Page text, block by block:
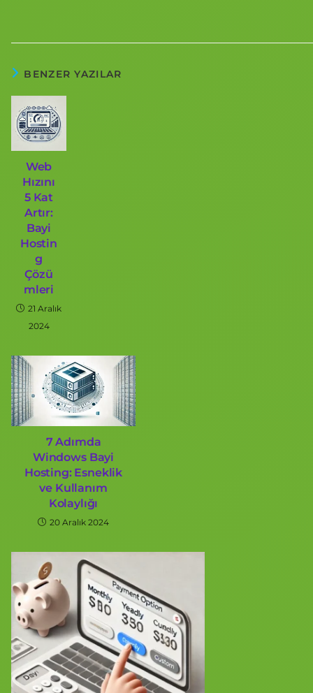
BENZER YAZILAR
Web
Hızını
5 Kat
Artır:
Bayi
Hostin
g
Çözü
mleri
21 Aralık
2024
7 Adımda
Windows Bayi
Hosting: Esneklik
ve Kullanım
Kolaylığı
20 Aralık 2024